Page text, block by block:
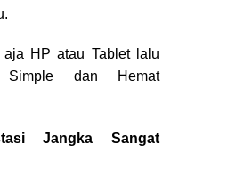
HP atau Tablet lalu
Simple dan Hemat
Jangka Sangat